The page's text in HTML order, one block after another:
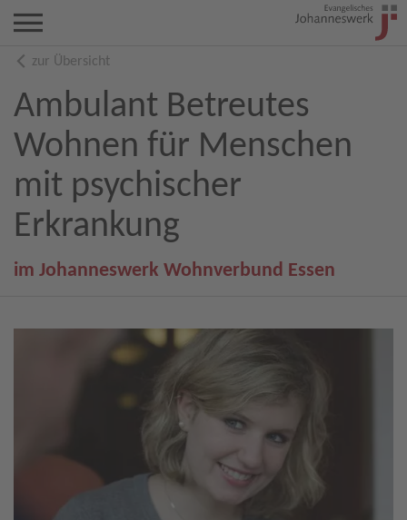
zur Übersicht
Ambulant Betreutes
Wohnen für Menschen
mit psychischer
Erkrankung
im Johanneswerk Wohnverbund Essen